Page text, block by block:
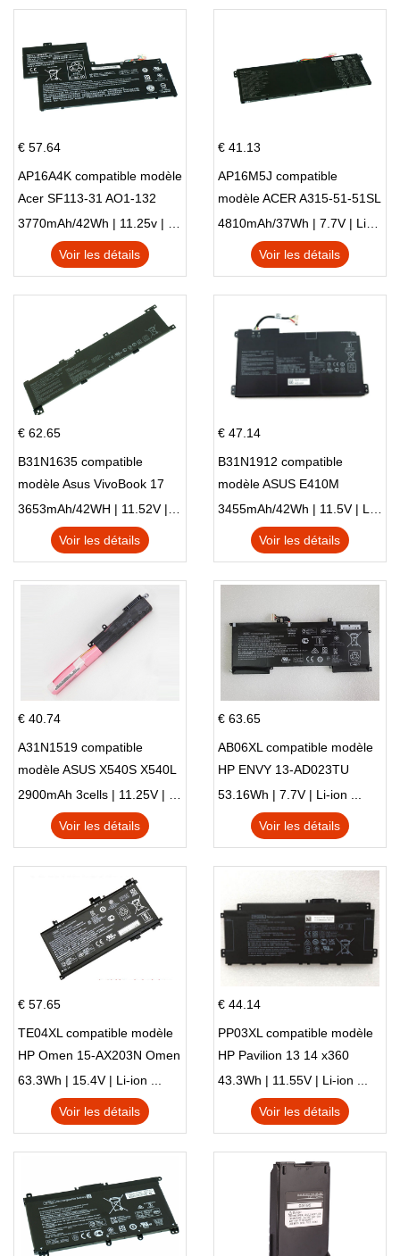
€ 57.64
AP16A4K compatible modèle
Acer SF113-31 AO1-132
NE132
3770mAh/42Wh | 11.25v | Li-ion ...
Voir les détails
€ 41.13
AP16M5J compatible
modèle ACER A315-51-51SL
N17Q1 SERIES
4810mAh/37Wh | 7.7V | Li-ion ...
Voir les détails
€ 62.65
B31N1635 compatible
modèle Asus VivoBook 17
X705NC X705UA X705UV
X705UN X705UD
3653mAh/42WH | 11.52V | Li-ion ...
Voir les détails
€ 47.14
B31N1912 compatible
modèle ASUS E410M
E410MA L410MA
3455mAh/42Wh | 11.5V | Li-ion ...
Voir les détails
€ 40.74
A31N1519 compatible
modèle ASUS X540S X540L
X540LA-SI302 X540SA
X540S
2900mAh 3cells | 11.25V | Li-ion ...
Voir les détails
€ 63.65
AB06XL compatible modèle
HP ENVY 13-AD023TU
HSTNN-DB8C 921438-855
TPN-I128
53.16Wh | 7.7V | Li-ion ...
Voir les détails
€ 57.65
TE04XL compatible modèle
HP Omen 15-AX203N Omen
15 Series Pavilion 15 Series
63.3Wh | 15.4V | Li-ion ...
Voir les détails
€ 44.14
PP03XL compatible modèle
HP Pavilion 13 14 x360
L83388-AC1 L83388-421
HSTNN-LB8S M01118-421
M01144-005 13-BB 14-DV
43.3Wh | 11.55V | Li-ion ...
Voir les détails